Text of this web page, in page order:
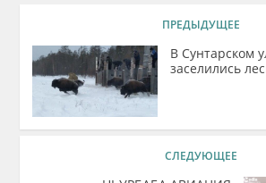
ПРЕДЫДУЩЕЕ
В Сунтарском
заселились
СЛЕДУЮЩЕЕ